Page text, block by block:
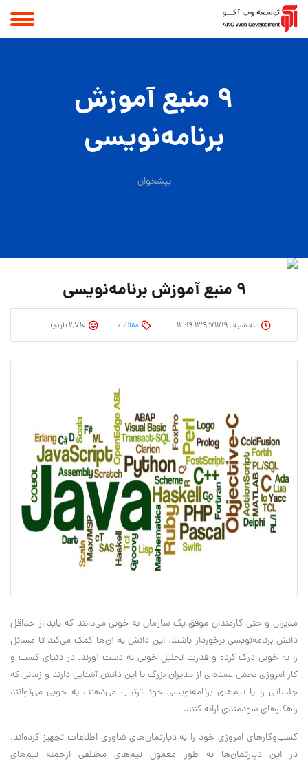
۹ منبع آموزش
برنامه‌نویسی
پیشخوان
۹ منبع آموزش برنامه‌نویسی
سه شنبه , ۱۳۹۵/۱۱/۱۹ ۱۴:۱۹ مقالات
مدیران و حتی کارمندان موفق یک سازمان به خوبی می‌دانند که باید از حداقل
دانش برنامه‌نویسی برخوردار باشند. این دانش به آن‌ها کمک می‌کند تا مسائل
را به خوبی درک کرده و قدرت تحلیل خوبی به دست آورند. در دنیای کسب و
کار امروزی بخش عمده‌ای از مدیران بزرگ با این دانش آشنایی دارند و زمانی که
جلساتی را با تیم‌های برنامه‌نویسی خود ترتیب می‌دهند، به خوبی می‌توانند
راهکارهای سودمندی ارائه کنند.
کسب‌وکارهای امروزی خود را به دپارتمان‌های فناوری اطلاعات تجهیز کرده‌اند.
در این دپارتمان‌ها به طور معمول تیم‌های مختلفی ازجمله تیم‌‌های